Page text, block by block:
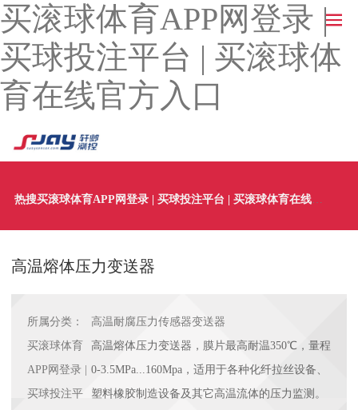
买滚球体育APP网登录 |
买球投注平台 | 买滚球体
育在线官方入口
热搜买滚球体育APP网登录 | 买球投注平台 | 买滚球体育在线官方入口：
高温熔体压力变送器
所属分类：
高温耐腐压力传感器变送器
买滚球体育
APP网登录 |
买球投注平
高温熔体压力变送器，膜片最高耐温350℃，量程
0-3.5MPa...160Mpa，适用于各种化纤拉丝设备、
塑料橡胶制造设备及其它高温流体的压力监测。